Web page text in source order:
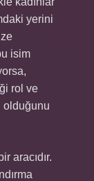
yerini
isim
rol ve
olduğunu
aracıdır.